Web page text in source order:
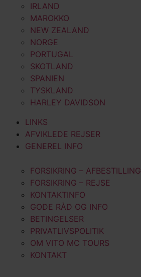
IRLAND
MAROKKO
NEW ZEALAND
NORGE
PORTUGAL
SKOTLAND
SPANIEN
TYSKLAND
HARLEY DAVIDSON
LINKS
AFVIKLEDE REJSER
GENEREL INFO
FORSIKRING – AFBESTILLING
FORSIKRING – REJSE
KONTAKTINFO
GODE RÅD OG INFO
BETINGELSER
PRIVATLIVSPOLITIK
OM VITO MC TOURS
KONTAKT